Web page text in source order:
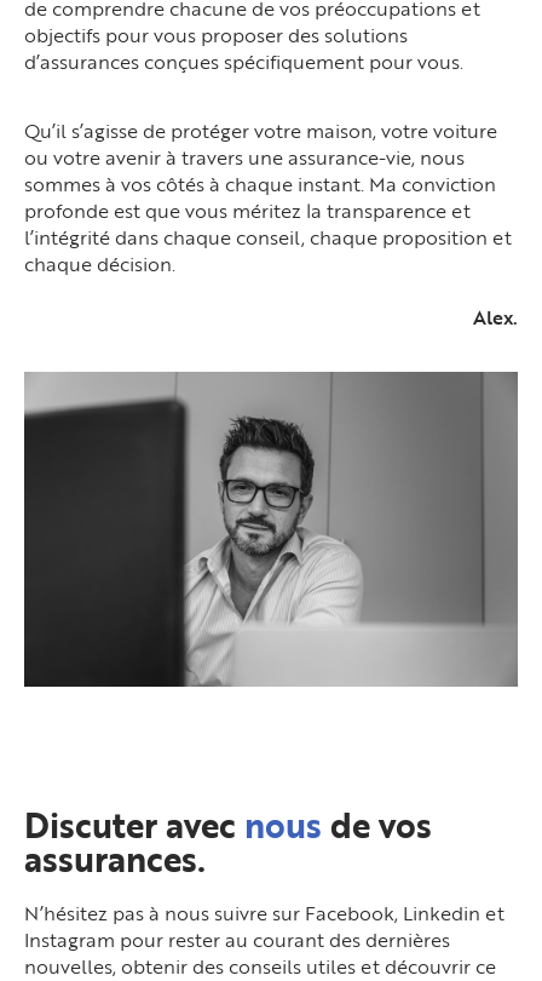
de comprendre chacune de vos préoccupations et
objectifs pour vous proposer des solutions
d’assurances conçues spécifiquement pour vous.
Qu’il s’agisse de protéger votre maison, votre voiture
ou votre avenir à travers une assurance-vie, nous
sommes à vos côtés à chaque instant. Ma conviction
profonde est que vous méritez la transparence et
l’intégrité dans chaque conseil, chaque proposition et
chaque décision.
Alex.
Discuter avec nous de vos
assurances.
N’hésitez pas à nous suivre sur Facebook, Linkedin et
Instagram pour rester au courant des dernières
nouvelles, obtenir des conseils utiles et découvrir ce